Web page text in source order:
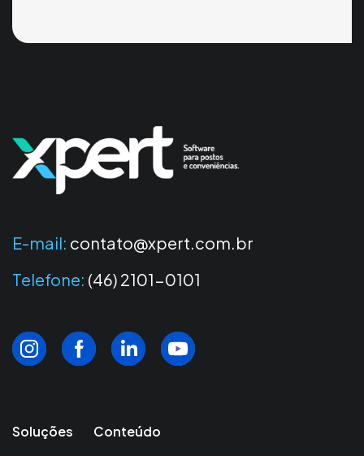
E-mail: contato@xpert.com.br
Telefone: (46) 2101-0101
Soluções
Conteúdo